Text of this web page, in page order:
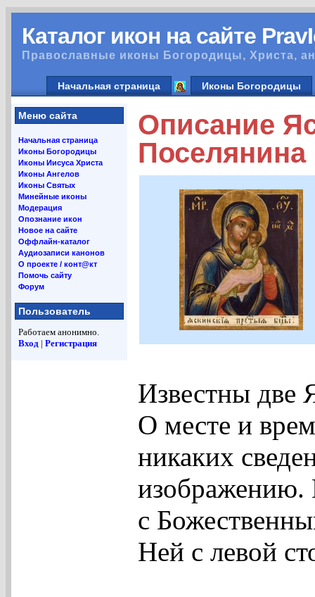
Каталог икон на сайте
Православные иконы Богородицы, Христа,
Начальная страница Иконы Богородицы
Меню сайта
Начальная страница
Иконы Богородицы
Иконы Иисуса Христа
Иконы Ангелов
Иконы Святых
Минейные иконы
Модерация
Опознание икон
Новое на сайте
Оффлайн-каталог
Аудиозаписи канонов
О проекте / конт@кт
Помочь сайту
Форум
Пользователь
Работаем анонимно.
Вход | Регистрация
Описание
Поселянина
Известны две
О месте и
никаких
изображению.
с
Ней с левой